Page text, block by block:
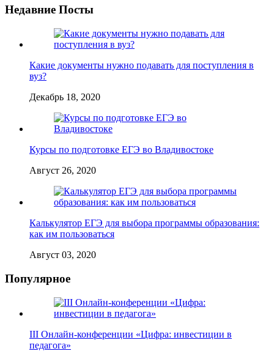
Недавние Посты
Какие документы нужно подавать для поступления в
вуз?
Декабрь 18, 2020
Курсы по подготовке ЕГЭ во Владивостоке
Август 26, 2020
Калькулятор ЕГЭ для выбора программы образования:
как им пользоваться
Август 03, 2020
Популярное
III Онлайн-конференции «Цифра: инвестиции в
педагога»